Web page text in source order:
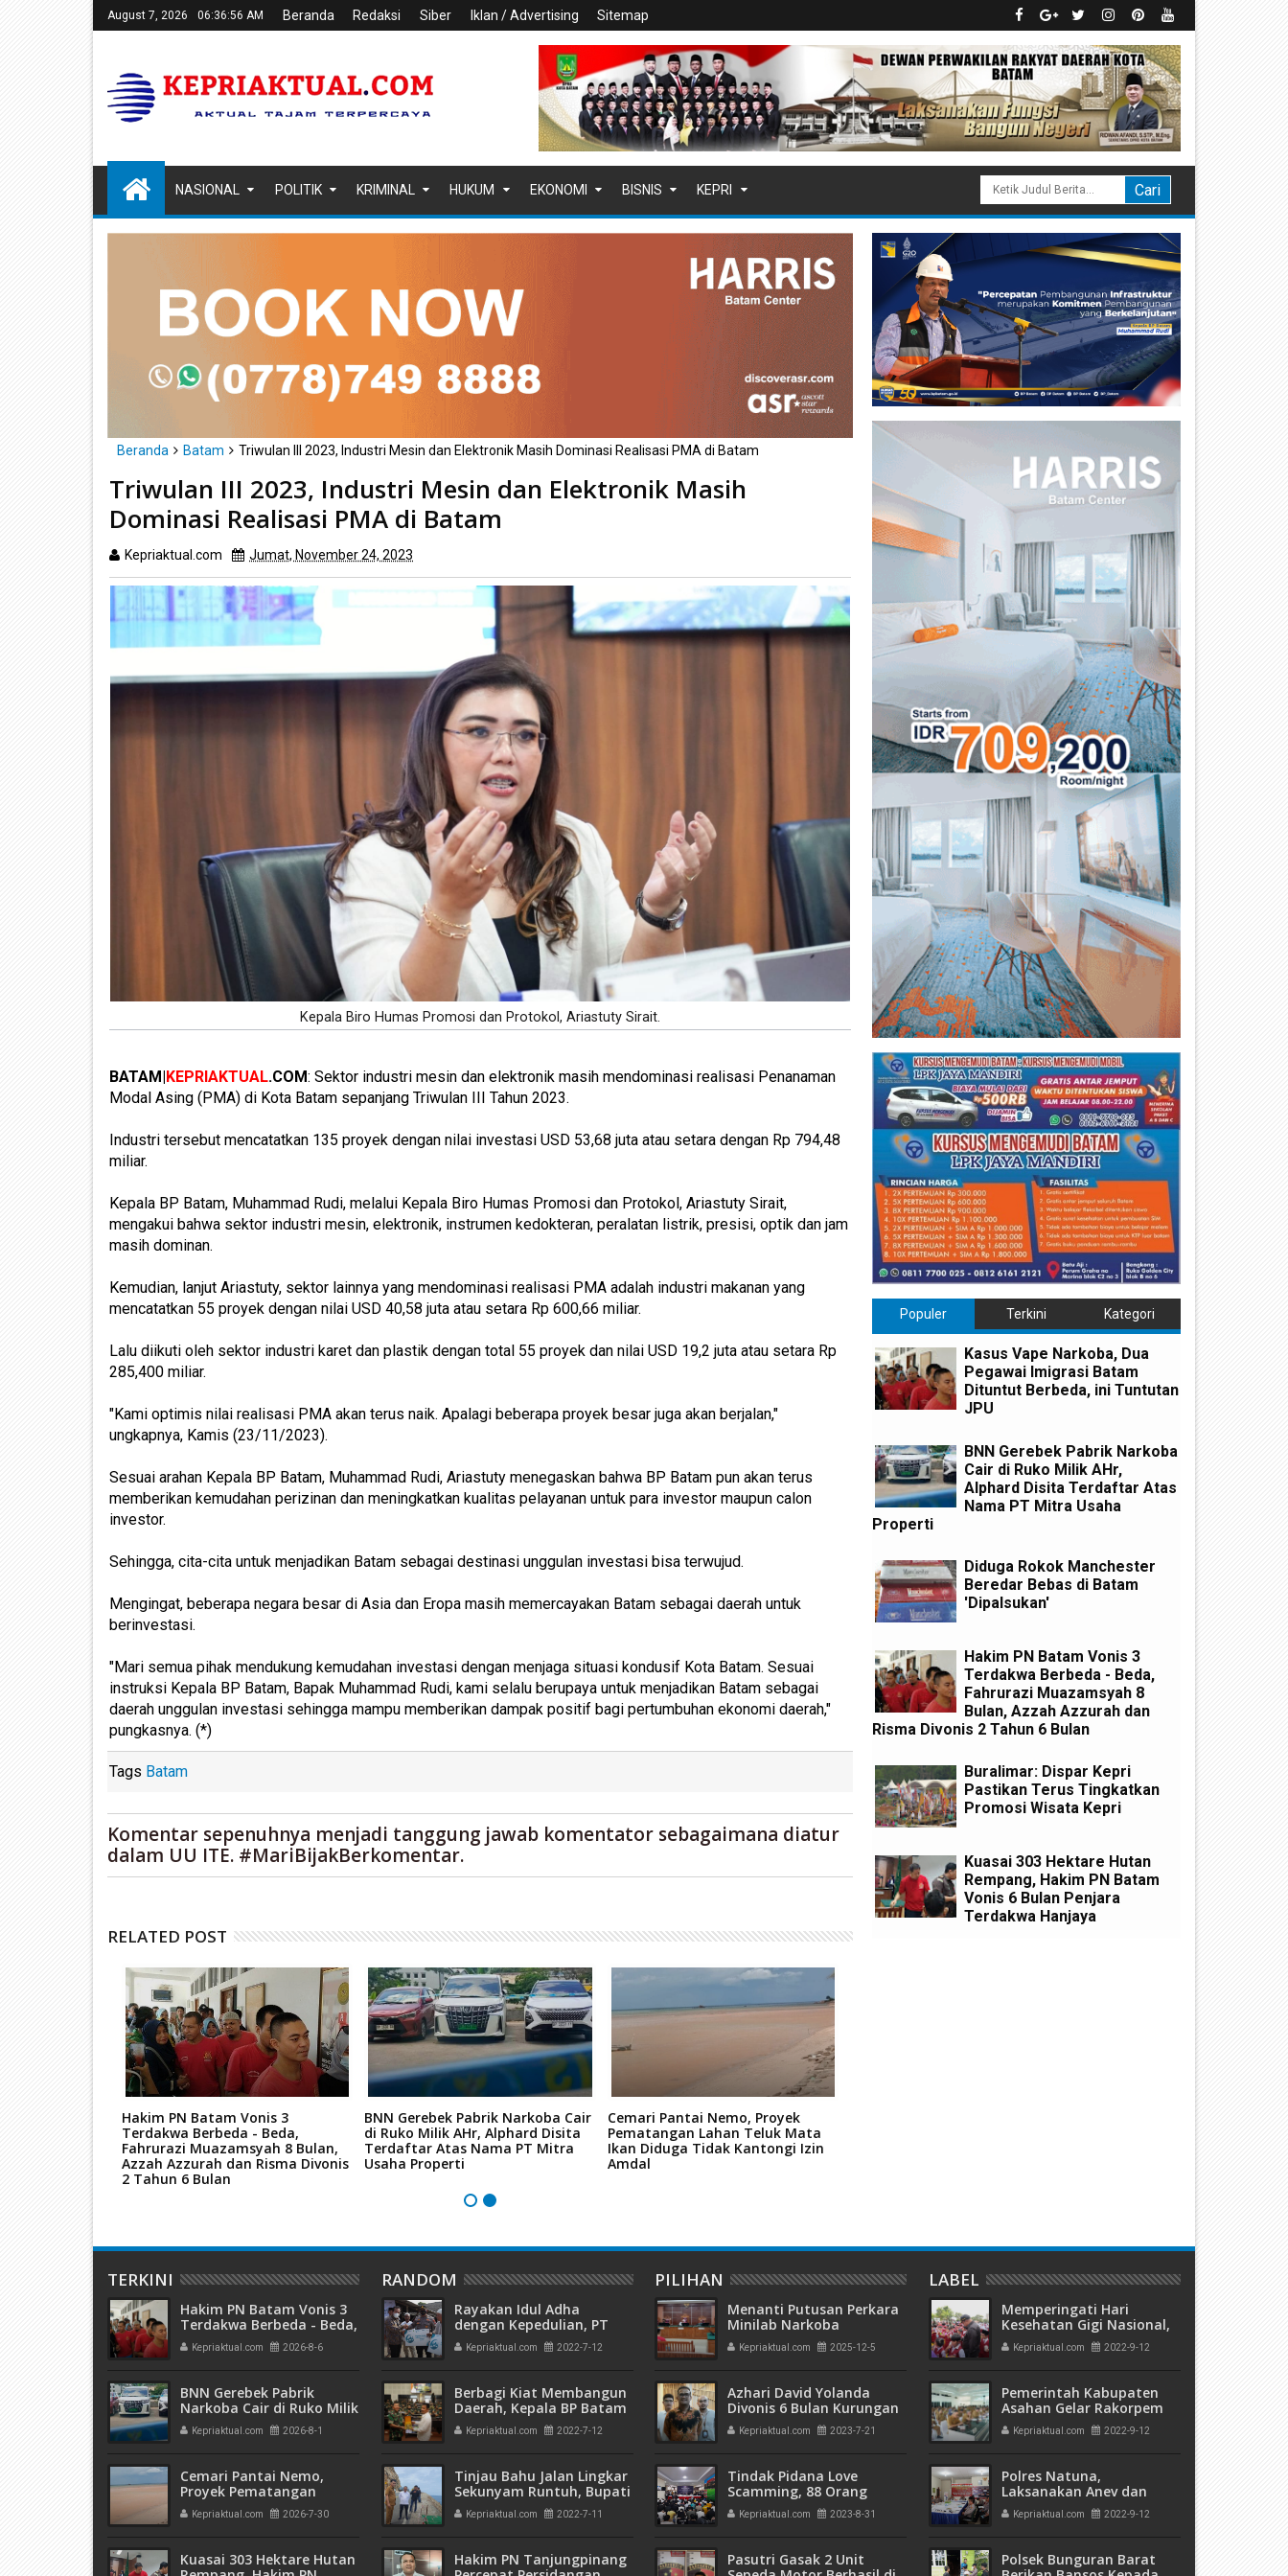
August 7, 2026 06:36:57 AM Beranda Redaksi Siber Iklan / Advertising Sitemap
NASIONAL POLITIK KRIMINAL HUKUM EKONOMI BISNIS KEPRI
Beranda Batam Triwulan III 2023, Industri Mesin dan Elektronik Masih Dominasi Realisasi PMA di Batam
Triwulan III 2023, Industri Mesin dan Elektronik Masih
Dominasi Realisasi PMA di Batam
Kepriaktual.com Jumat, November 24, 2023
Kepala Biro Humas Promosi dan Protokol, Ariastuty Sirait.
BATAM|KEPRIAKTUAL.COM: Sektor industri mesin dan elektronik masih mendominasi realisasi Penanaman
Modal Asing (PMA) di Kota Batam sepanjang Triwulan III Tahun 2023.
Industri tersebut mencatatkan 135 proyek dengan nilai investasi USD 53,68 juta atau setara dengan Rp 794,48
miliar.
Kepala BP Batam, Muhammad Rudi, melalui Kepala Biro Humas Promosi dan Protokol, Ariastuty Sirait,
mengakui bahwa sektor industri mesin, elektronik, instrumen kedokteran, peralatan listrik, presisi, optik dan jam
masih dominan.
Kemudian, lanjut Ariastuty, sektor lainnya yang mendominasi realisasi PMA adalah industri makanan yang
mencatatkan 55 proyek dengan nilai USD 40,58 juta atau setara Rp 600,66 miliar.
Lalu diikuti oleh sektor industri karet dan plastik dengan total 55 proyek dan nilai USD 19,2 juta atau setara Rp
285,400 miliar.
"Kami optimis nilai realisasi PMA akan terus naik. Apalagi beberapa proyek besar juga akan berjalan,"
ungkapnya, Kamis (23/11/2023).
Sesuai arahan Kepala BP Batam, Muhammad Rudi, Ariastuty menegaskan bahwa BP Batam pun akan terus
memberikan kemudahan perizinan dan meningkatkan kualitas pelayanan untuk para investor maupun calon
investor.
Sehingga, cita-cita untuk menjadikan Batam sebagai destinasi unggulan investasi bisa terwujud.
Mengingat, beberapa negara besar di Asia dan Eropa masih memercayakan Batam sebagai daerah untuk
berinvestasi.
"Mari semua pihak mendukung kemudahan investasi dengan menjaga situasi kondusif Kota Batam. Sesuai
instruksi Kepala BP Batam, Bapak Muhammad Rudi, kami selalu berupaya untuk menjadikan Batam sebagai
daerah unggulan investasi sehingga mampu memberikan dampak positif bagi pertumbuhan ekonomi daerah,"
pungkasnya. (*)
Tags Batam
Komentar sepenuhnya menjadi tanggung jawab komentator sebagaimana diatur
dalam UU ITE. #MariBijakBerkomentar.
RELATED POST
Hakim PN Batam Vonis 3
Terdakwa Berbeda - Beda,
Fahrurazi Muazamsyah 8 Bulan,
Azzah Azzurah dan Risma Divonis
2 Tahun 6 Bulan
BNN Gerebek Pabrik Narkoba Cair
di Ruko Milik AHr, Alphard Disita
Terdaftar Atas Nama PT Mitra
Usaha Properti
Cemari Pantai Nemo, Proyek
Pematangan Lahan Teluk Mata
Ikan Diduga Tidak Kantongi Izin
Amdal
Populer Terkini Kategori
Kasus Vape Narkoba, Dua
Pegawai Imigrasi Batam
Dituntut Berbeda, ini Tuntutan
JPU
BNN Gerebek Pabrik Narkoba
Cair di Ruko Milik AHr,
Alphard Disita Terdaftar Atas
Nama PT Mitra Usaha
Properti
Diduga Rokok Manchester
Beredar Bebas di Batam
'Dipalsukan'
Hakim PN Batam Vonis 3
Terdakwa Berbeda - Beda,
Fahrurazi Muazamsyah 8
Bulan, Azzah Azzurah dan
Risma Divonis 2 Tahun 6 Bulan
Buralimar: Dispar Kepri
Pastikan Terus Tingkatkan
Promosi Wisata Kepri
Kuasai 303 Hektare Hutan
Rempang, Hakim PN Batam
Vonis 6 Bulan Penjara
Terdakwa Hanjaya
TERKINI
Hakim PN Batam Vonis 3
Terdakwa Berbeda - Beda,
Fahrurazi Muazamsyah 8
Bulan, Azzah Azzurah dan
Bulan
Kepriaktual.com 2026-8-6
BNN Gerebek Pabrik
Narkoba Cair di Ruko Milik
AHr, Alphard Disita
Terdaftar Atas Nama PT
Kepriaktual.com 2026-8-1
Cemari Pantai Nemo,
Proyek Pematangan
Lahan Teluk Mata Ikan
Diduga Tidak Kantongi
Kepriaktual.com 2026-7-30
Kuasai 303 Hektare Hutan
RANDOM
Rayakan Idul Adha
dengan Kepedulian, PT
PLN Batam Serahkan
Bantuan Hewan Kurban
Kepriaktual.com 2022-7-12
Berbagi Kiat Membangun
Daerah, Kepala BP Batam
Berikan Pembekalan
Perwira Siswa TNI di
Kepriaktual.com 2022-7-12
Tinjau Bahu Jalan Lingkar
Sekunyam Runtuh, Bupati
Minta Warga Sementara
Tidak Melitasi Area Jalan
Kepriaktual.com 2022-7-11
Hakim PN Tanjungpinang
PILIHAN
Menanti Putusan Perkara
Minilab Narkoba
Terdakwa Touzen
"Loloskah dari Hukuman
Kepriaktual.com 2025-12-5
Azhari David Yolanda
Divonis 6 Bulan Kurungan
dan Rehabilitasi 10 Bulan
Kepriaktual.com 2023-7-21
Tindak Pidana Love
Scamming, 88 Orang
Pelaku Ditangkap Polda
Kepri dan Polisi Cina di
Kepriaktual.com 2023-8-31
Pasutri Gasak 2 Unit
LABEL
Memperingati Hari
Kesehatan Gigi Nasional,
Bupati: Membersihkan
Gigi adalah Hidup Sehat
Kepriaktual.com 2022-9-12
Pemerintah Kabupaten
Asahan Gelar Rakorpem
Bulan September 2022
Kepriaktual.com 2022-9-12
Polres Natuna,
Laksanakan Anev dan
Gelar Operasional Situasi
Kamtibmas
Kepriaktual.com 2022-9-12
Polsek Bunguran Barat